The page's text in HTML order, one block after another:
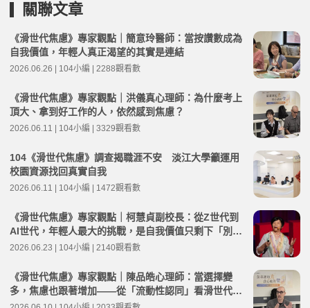
關聯文章
《滑世代焦慮》專家觀點｜簡意玲醫師：當按讚數成為
自我價值，年輕人真正渴望的其實是連結
2026.06.26 | 104小編 | 2288觀看數
《滑世代焦慮》專家觀點｜洪儀真心理師：為什麼考上
頂大、拿到好工作的人，依然感到焦慮？
2026.06.11 | 104小編 | 3329觀看數
104《滑世代焦慮》調查揭職涯不安 淡江大學籲運用
校園資源找回真實自我
2026.06.11 | 104小編 | 1472觀看數
《滑世代焦慮》專家觀點｜柯慧貞副校長：從Z世代到
AI世代，年輕人最大的挑戰，是自我價值只剩下「別人
怎麼看我」
2026.06.23 | 104小編 | 2140觀看數
《滑世代焦慮》專家觀點｜陳品皓心理師：當選擇變
多，焦慮也跟著增加——從「流動性認同」看滑世代的
內在困境